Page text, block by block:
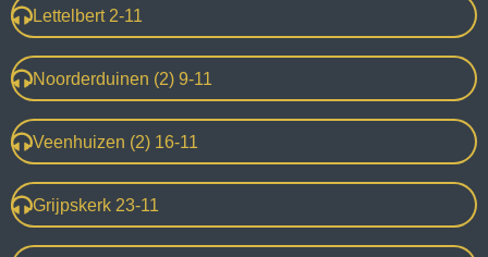
Lettelbert 2-11
Noorderduinen (2) 9-11
Veenhuizen (2) 16-11
Grijpskerk 23-11